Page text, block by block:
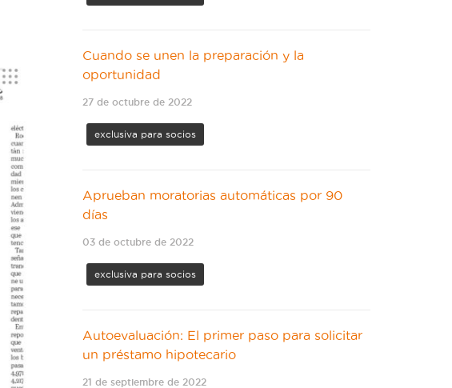
Cuando se unen la preparación y la
oportunidad
27 de octubre de 2022
exclusiva para socios
Aprueban moratorias automáticas por 90
días
03 de octubre de 2022
exclusiva para socios
Autoevaluación: El primer paso para solicitar
un préstamo hipotecario
21 de septiembre de 2022